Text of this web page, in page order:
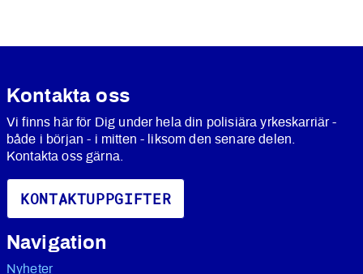
Kontakta oss
Vi finns här för Dig under hela din polisiära yrkeskarriär -
både i början - i mitten - liksom den senare delen.
Kontakta oss gärna.
KONTAKTUPPGIFTER
Navigation
Nyheter